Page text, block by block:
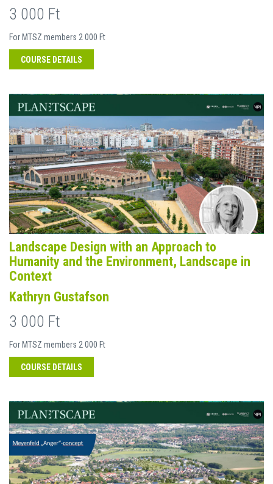
3 000 Ft
For MTSZ members 2 000 Ft
COURSE DETAILS
Landscape Design with an Approach to
Humanity and the Environment, Landscape in
Context
Kathryn Gustafson
3 000 Ft
For MTSZ members 2 000 Ft
COURSE DETAILS